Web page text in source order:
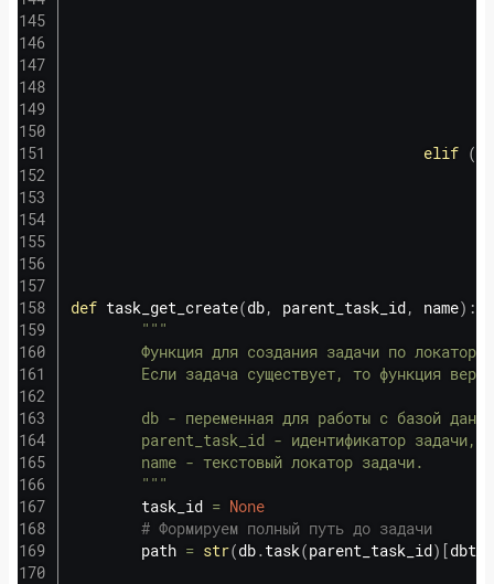
elif (
def task_get_create(db, parent_task_id, name) :
"""
        Функция для создания задачи по локатору.
Если задача существует, то функция
db - переменная для работы с базой
parent_task_id - идентификатор задачи,
        name - текстовый локатор задачи.
        """
        task_id
= None
# Формируем полный путь до задачи
        path
= str(db.task(parent_task_id) [